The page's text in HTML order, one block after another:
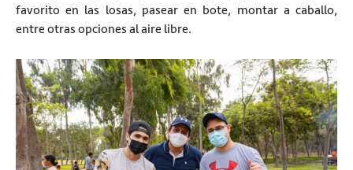
favorito en las losas, pasear en bote, montar a caballo,
entre otras opciones al aire libre.